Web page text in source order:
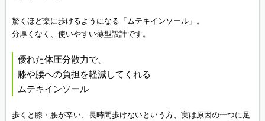
驚くほど楽に歩けるようになる「ムテキインソール」。
分厚くなく、使いやすい薄型設計です。
優れた体圧分散力で、
膝や腰への負担を軽減してくれる
ムテキインソール
歩くと膝・腰が辛い、長時間歩けないという方、実は原因の一つに足